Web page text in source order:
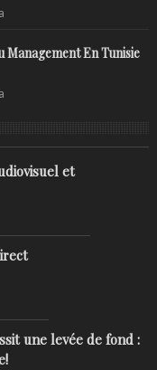
En Tunisie
et
une levée de fond :